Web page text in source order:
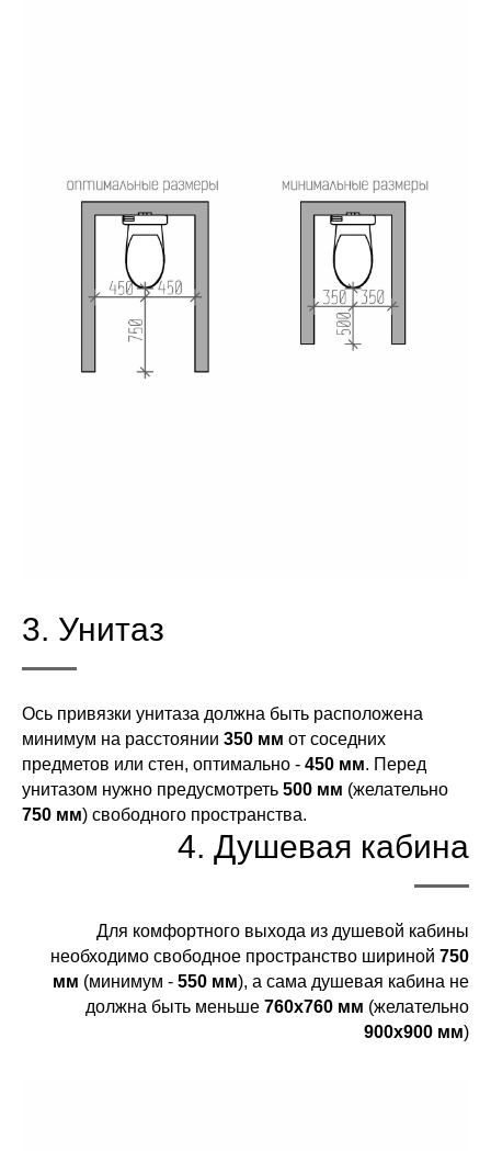
3. Унитаз
Ось привязки унитаза должна быть расположена
минимум на расстоянии 350 мм от соседних
предметов или стен, оптимально - 450 мм. Перед
унитазом нужно предусмотреть 500 мм (желательно
750 мм) свободного пространства.
4. Душевая кабина
Для комфортного выхода из душевой кабины
необходимо свободное пространство шириной 750
мм (минимум - 550 мм), а сама душевая кабина не
должна быть меньше 760х760 мм (желательно
900х900 мм)